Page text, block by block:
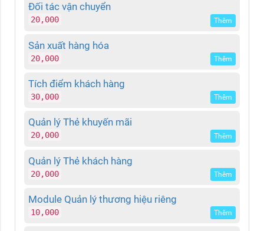
Đối tác vận chuyển
20,000 Thêm
Sản xuất hàng hóa
20,000 Thêm
Tích điểm khách hàng
30,000 Thêm
Quản lý Thẻ khuyến mãi
20,000 Thêm
Quản lý Thẻ khách hàng
20,000 Thêm
Module Quản lý thương hiệu riêng
10,000 Thêm